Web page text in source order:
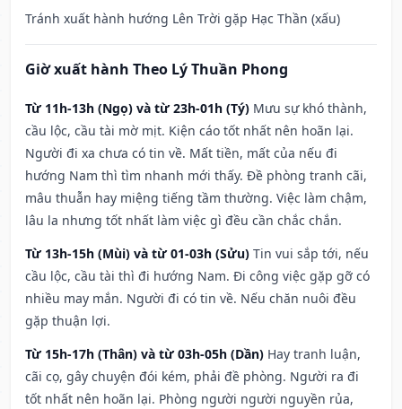
Tránh xuất hành hướng Lên Trời gặp Hạc Thần (xấu)
Giờ xuất hành Theo Lý Thuần Phong
Từ 11h-13h (Ngọ) và từ 23h-01h (Tý) Mưu sự khó thành,
cầu lộc, cầu tài mờ mịt. Kiện cáo tốt nhất nên hoãn lại.
Người đi xa chưa có tin về. Mất tiền, mất của nếu đi
hướng Nam thì tìm nhanh mới thấy. Đề phòng tranh cãi,
mâu thuẫn hay miệng tiếng tầm thường. Việc làm chậm,
lâu la nhưng tốt nhất làm việc gì đều cần chắc chắn.
Từ 13h-15h (Mùi) và từ 01-03h (Sửu) Tin vui sắp tới, nếu
cầu lộc, cầu tài thì đi hướng Nam. Đi công việc gặp gỡ có
nhiều may mắn. Người đi có tin về. Nếu chăn nuôi đều
gặp thuận lợi.
Từ 15h-17h (Thân) và từ 03h-05h (Dần) Hay tranh luận,
cãi cọ, gây chuyện đói kém, phải đề phòng. Người ra đi
tốt nhất nên hoãn lại. Phòng người người nguyền rủa,